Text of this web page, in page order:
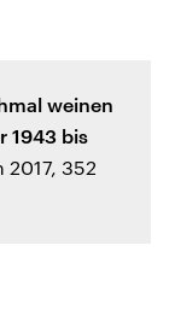
weinen
1943 bis
2017, 352